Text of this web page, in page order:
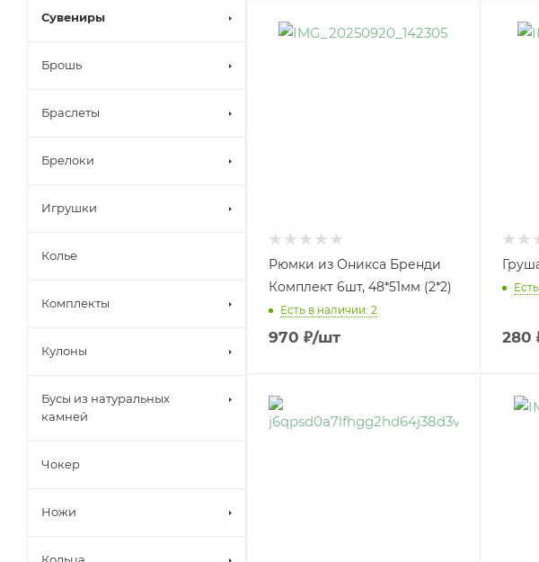
Рюмки из Оникса Бренди
Комплект 6шт, 48*51мм (2*2)
Есть в наличии: 2
970 ₽/шт 280
Сувениры
Брошь
Браслеты
Брелоки
Игрушки
Колье
Комплекты
Кулоны
Бусы из натуральных
камней
Чокер
Ножи